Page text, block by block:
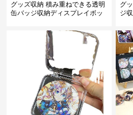
グッズ収納 積み重ねできる透明
缶バッジ収納ディスプレイボッ
グ
ジ